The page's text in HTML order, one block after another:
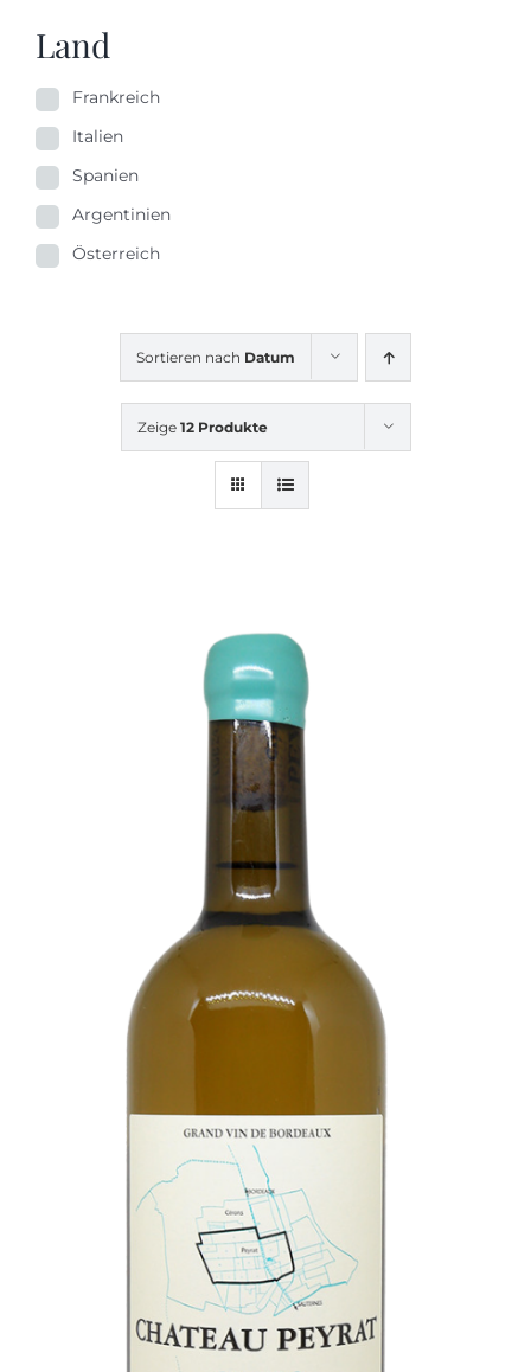
Sortieren nach Datum
Zeige 12 Produkte
Land
Frankreich
Italien
Spanien
Argentinien
Österreich